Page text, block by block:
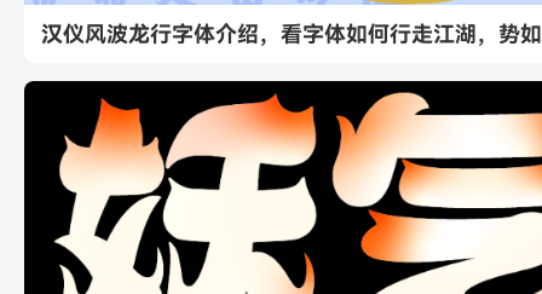
汉仪风波龙行字体介绍，看字体如何行走江湖，势